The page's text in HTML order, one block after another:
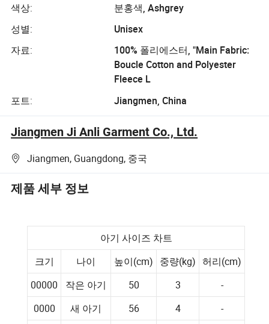
색상:
분홍색, Ashgrey
성별:
Unisex
자료:
100% 폴리에스터, "Main Fabric:
Boucle Cotton and Polyester
Fleece L
포트:
Jiangmen, China
Jiangmen Ji Anli Garment Co., Ltd.
Jiangmen, Guangdong, 중국
제품 세부 정보
아기 사이즈 차트
크기
나이 높이(cm) 중량(kg) 허리(cm)
00000
작은 아기 50 3
-
0000
새 아기 56 4
-